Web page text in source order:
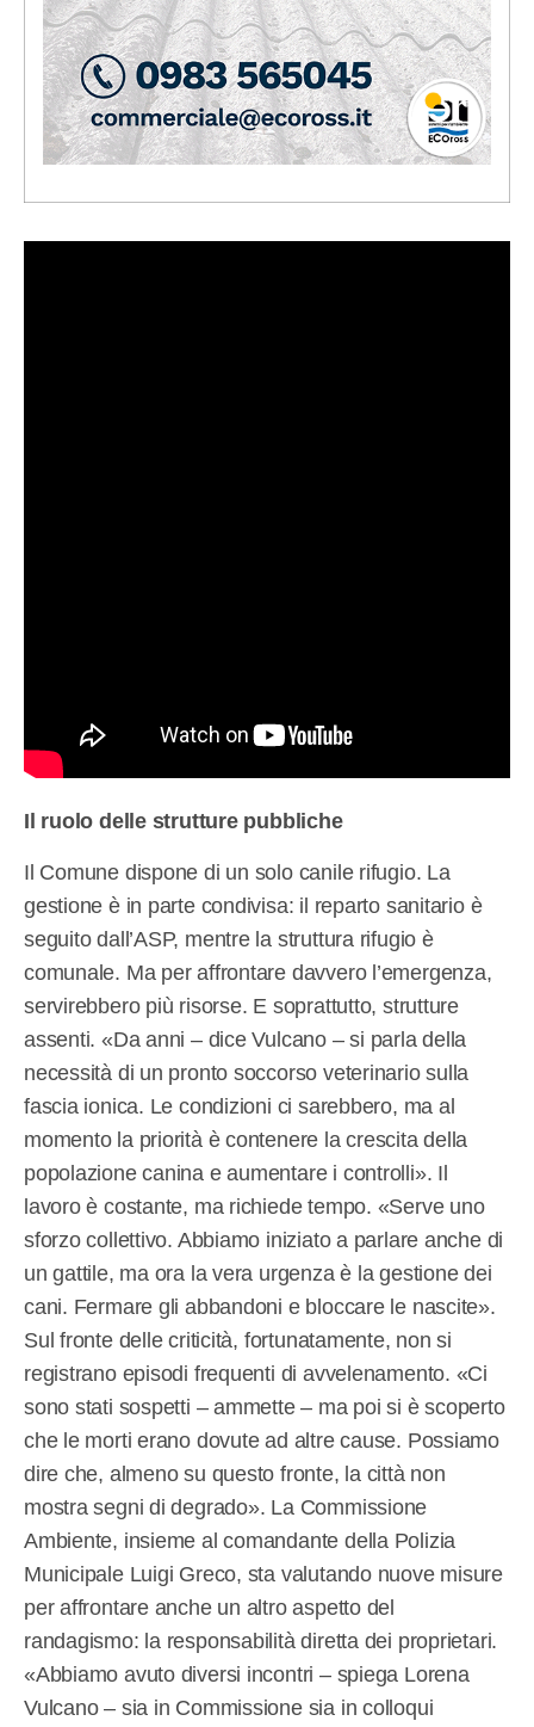
Il ruolo delle strutture pubbliche
Il Comune dispone di un solo canile rifugio. La
gestione è in parte condivisa: il reparto sanitario è
seguito dall’ASP, mentre la struttura rifugio è
comunale. Ma per affrontare davvero l’emergenza,
servirebbero più risorse. E soprattutto, strutture
assenti. «Da anni – dice Vulcano – si parla della
necessità di un pronto soccorso veterinario sulla
fascia ionica. Le condizioni ci sarebbero, ma al
momento la priorità è contenere la crescita della
popolazione canina e aumentare i controlli». Il
lavoro è costante, ma richiede tempo. «Serve uno
sforzo collettivo. Abbiamo iniziato a parlare anche di
un gattile, ma ora la vera urgenza è la gestione dei
cani. Fermare gli abbandoni e bloccare le nascite».
Sul fronte delle criticità, fortunatamente, non si
registrano episodi frequenti di avvelenamento. «Ci
sono stati sospetti – ammette – ma poi si è scoperto
che le morti erano dovute ad altre cause. Possiamo
dire che, almeno su questo fronte, la città non
mostra segni di degrado». La Commissione
Ambiente, insieme al comandante della Polizia
Municipale Luigi Greco, sta valutando nuove misure
per affrontare anche un altro aspetto del
randagismo: la responsabilità diretta dei proprietari.
«Abbiamo avuto diversi incontri – spiega Lorena
Vulcano – sia in Commissione sia in colloqui